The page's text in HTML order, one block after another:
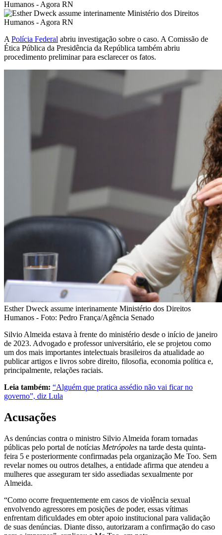
A Polícia Federal abriu investigação sobre o caso. A Comissão de
Ética Pública da Presidência da República também abriu
procedimento preliminar para esclarecer os fatos.
Esther Dweck assume interinamente Ministério dos Direitos
Humanos - Foto: Pedro França/Agência Senado
Silvio Almeida estava à frente do ministério desde o início de janeiro
de 2023. Advogado e professor universitário, ele se projetou como
um dos mais importantes intelectuais brasileiros da atualidade ao
publicar artigos e livros sobre direito, filosofia, economia política e,
principalmente, relações raciais.
Leia também: “Alguém que pratica assédio não vai ficar no
governo”, diz Lula
Acusações
As denúncias contra o ministro Silvio Almeida foram tornadas
públicas pelo portal de notícias Metrópoles na tarde desta quinta-
feira 5 e posteriormente confirmadas pela organização Me Too. Sem
revelar nomes ou outros detalhes, a entidade afirma que atendeu a
mulheres que asseguram ter sido assediadas sexualmente por
Almeida.
“Como ocorre frequentemente em casos de violência sexual
envolvendo agressores em posições de poder, essas vítimas
enfrentam dificuldades em obter apoio institucional para validação
de suas denúncias. Diante disso, autorizaram a confirmação do caso